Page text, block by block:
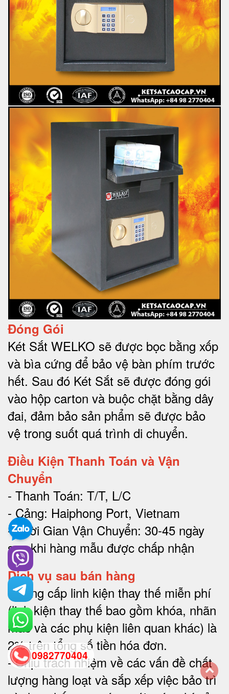
Đóng Gói
Két Sắt WELKO sẽ được bọc bằng xốp
và bìa cứng để bảo vệ bàn phím trước
hết. Sau đó Két Sắt sẽ được đóng gói
vào hộp carton và buộc chặt bằng dây
đai, đảm bảo sản phẩm sẽ được bảo
vệ trong suốt quá trình di chuyển.
Điều Kiện Thanh Toán và Vận
Chuyển
- Thanh Toán: T/T, L/C
- Cảng: Haiphong Port, Vietnam
- Thời Gian Vận Chuyển: 30-45 ngày
sau khi hàng mẫu được chấp nhận
Dịch vụ sau bán hàng
-Cung cấp linh kiện thay thế miễn phí
(linh kiện thay thế bao gồm khóa, nhãn
mác và các phụ kiện liên quan khác) là
2% trên tổng số tiền hóa đơn.
-Chịu trách nhiệm về các vấn đề chất
lượng hàng loạt và sắp xếp việc bảo trì
0982770404
back